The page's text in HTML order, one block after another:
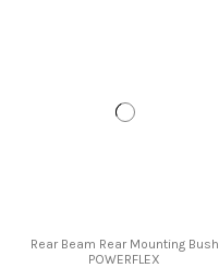
Rear Beam Rear Mounting Bush
POWERFLEX